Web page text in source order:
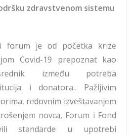
zdravstvenom sistemu
forum je od početka krize
Covid-19 prepoznat kao
između potreba
i donatora.. Pažljivim
redovnim izveštavanjem
novca, Forum i Fond
standarde u upotrebi